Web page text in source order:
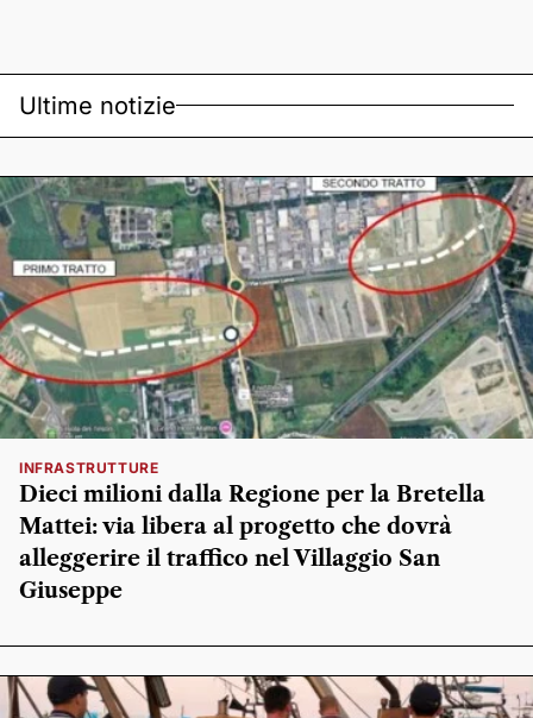
Ultime notizie
INFRASTRUTTURE
Dieci milioni dalla Regione per la Bretella
Mattei: via libera al progetto che dovrà
alleggerire il traffico nel Villaggio San
Giuseppe